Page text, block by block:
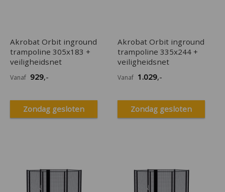
Akrobat Orbit inground
trampoline 305x183 +
veiligheidsnet
Vanaf 929,-
Zondag gesloten
Akrobat Orbit inground
trampoline 335x244 +
veiligheidsnet
Vanaf 1.029,-
Zondag gesloten